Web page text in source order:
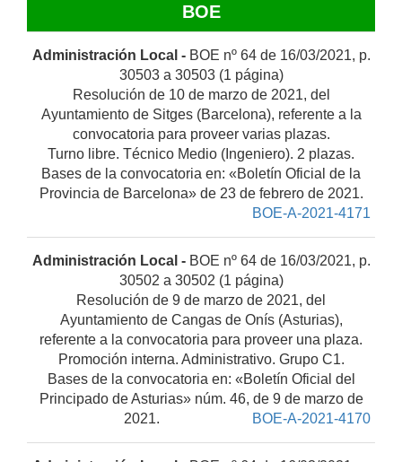
BOE
Administración Local - BOE nº 64 de 16/03/2021, p.
30503 a 30503 (1 página)
Resolución de 10 de marzo de 2021, del
Ayuntamiento de Sitges (Barcelona), referente a la
convocatoria para proveer varias plazas.
Turno libre. Técnico Medio (Ingeniero). 2 plazas.
Bases de la convocatoria en: «Boletín Oficial de la
Provincia de Barcelona» de 23 de febrero de 2021.
BOE-A-2021-4171
Administración Local - BOE nº 64 de 16/03/2021, p.
30502 a 30502 (1 página)
Resolución de 9 de marzo de 2021, del
Ayuntamiento de Cangas de Onís (Asturias),
referente a la convocatoria para proveer una plaza.
Promoción interna. Administrativo. Grupo C1.
Bases de la convocatoria en: «Boletín Oficial del
Principado de Asturias» núm. 46, de 9 de marzo de
2021.
BOE-A-2021-4170